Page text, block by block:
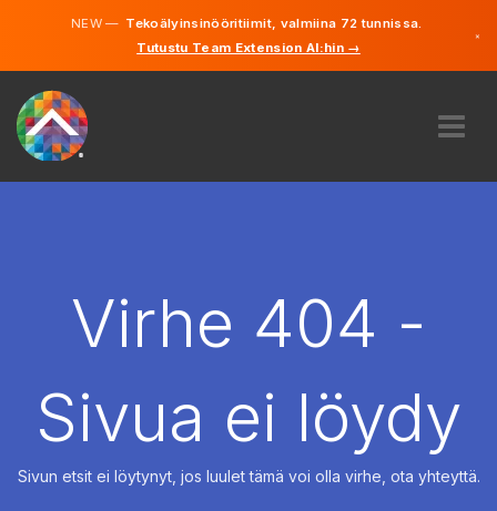
NEW —Tekoälyinsinööritiimit, valmiina 72 tunnissa.
Tutustu Team Extension AI:hin →
×
VUOKRAUS
Saksa
Englanti
Virhe 404 -
Sivua ei löydy
Sivun etsit ei löytynyt, jos luulet tämä voi olla virhe, ota yhteyttä.